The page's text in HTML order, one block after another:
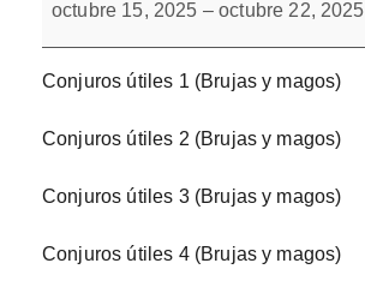
octubre 15, 2025 –octubre 22, 2025
Conjuros útiles 1 (Brujas y magos)
Conjuros útiles 2 (Brujas y magos)
Conjuros útiles 3 (Brujas y magos)
Conjuros útiles 4 (Brujas y magos)